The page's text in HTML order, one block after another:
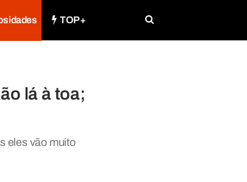
TOP+
lá à toa;
eles vão muito